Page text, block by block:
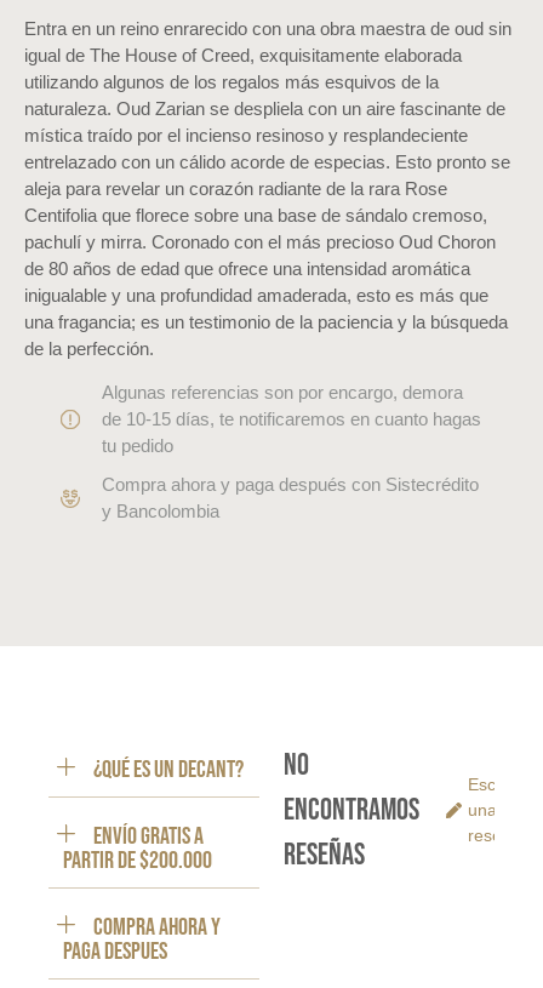
Entra en un reino enrarecido con una obra maestra de oud sin
igual de The House of Creed, exquisitamente elaborada
utilizando algunos de los regalos más esquivos de la
naturaleza. Oud Zarian se despliela con un aire fascinante de
mística traído por el incienso resinoso y resplandeciente
entrelazado con un cálido acorde de especias. Esto pronto se
aleja para revelar un corazón radiante de la rara Rose
Centifolia que florece sobre una base de sándalo cremoso,
pachulí y mirra. Coronado con el más precioso Oud Choron
de 80 años de edad que ofrece una intensidad aromática
inigualable y una profundidad amaderada, esto es más que
una fragancia; es un testimonio de la paciencia y la búsqueda
de la perfección.
Algunas referencias son por encargo, demora
de 10-15 días, te notificaremos en cuanto hagas
tu pedido
Compra ahora y paga después con Sistecrédito
y Bancolombia
¿Qué es un decant?
ENVÍO GRATIS a
partir de $200.000
Compra ahora y
paga despues
No
encontramos
reseñas
Escribe
una
reseña